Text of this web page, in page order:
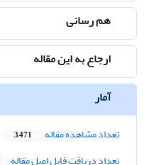
هم رسانی
ارجاع به این مقاله
آمار
تعداد مشاهده مقاله 3,471
تعداد دریافت فایل اصل مقاله